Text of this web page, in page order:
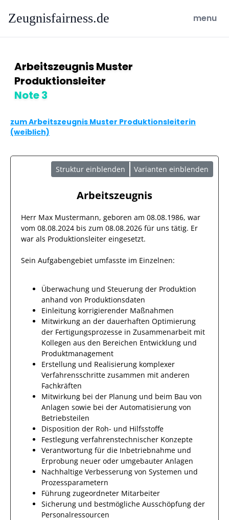
Zeugnisfairness.de open
menu
Arbeitszeugnis Muster
Produktionsleiter
Note 3
zum Arbeitszeugnis Muster Produktionsleiterin
(weiblich)
Struktur einblenden Varianten einblenden
Arbeitszeugnis
Herr Max Mustermann, geboren am 08.08.1986, war
vom 08.08.2024 bis zum 08.08.2026 für uns tätig. Er
war als Produktionsleiter eingesetzt.
Sein Aufgabengebiet umfasste im Einzelnen:
Überwachung und Steuerung der Produktion
anhand von Produktionsdaten
Einleitung korrigierender Maßnahmen
Mitwirkung an der dauerhaften Optimierung
der Fertigungsprozesse in Zusammenarbeit mit
Kollegen aus den Bereichen Entwicklung und
Produktmanagement
Erstellung und Realisierung komplexer
Verfahrensschritte zusammen mit anderen
Fachkräften
Mitwirkung bei der Planung und beim Bau von
Anlagen sowie bei der Automatisierung von
Betriebsteilen
Disposition der Roh- und Hilfsstoffe
Festlegung verfahrenstechnischer Konzepte
Verantwortung für die Inbetriebnahme und
Erprobung neuer oder umgebauter Anlagen
Nachhaltige Verbesserung von Systemen und
Prozessparametern
Führung zugeordneter Mitarbeiter
Sicherung und bestmögliche Ausschöpfung der
Personalressourcen